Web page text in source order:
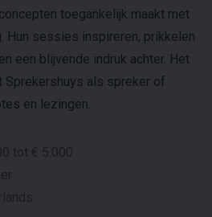
toegankelijk maakt met
Hun sessies inspireren, prikkelen
een blijvende indruk achter. Het
Sprekershuys als spreker of
en lezingen.
tot € 5.000